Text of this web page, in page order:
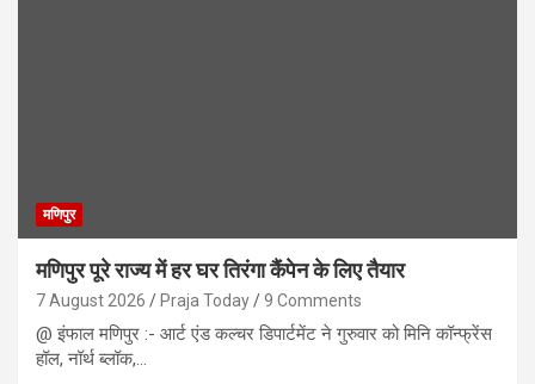
मणिपुर
मणिपुर पूरे राज्य में हर घर तिरंगा कैंपेन के लिए तैयार
7 August 2026 Praja Today 9 Comments
@ इंफाल मणिपुर :- आर्ट एंड कल्चर डिपार्टमेंट ने गुरुवार को मिनि कॉन्फ्रेंस
हॉल, नॉर्थ ब्लॉक,…